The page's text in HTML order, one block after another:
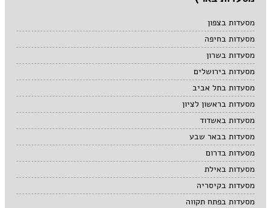
מסעדות בצפון
מסעדות בחיפה
מסעדות בשרון
מסעדות בירושלים
מסעדות בתל אביב
מסעדות בראשון לציון
מסעדות באשדוד
מסעדות בבאר שבע
מסעדות בדרום
מסעדות באילת
מסעדות בקיסריה
מסעדות בפתח תקווה